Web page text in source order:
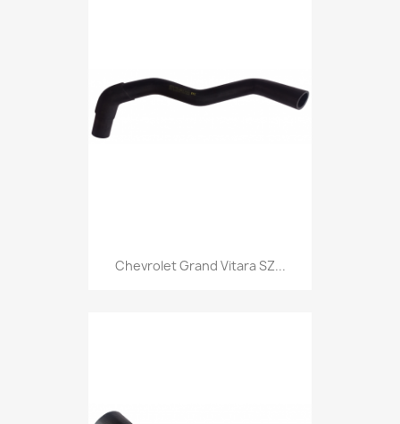
Chevrolet Grand Vitara SZ...